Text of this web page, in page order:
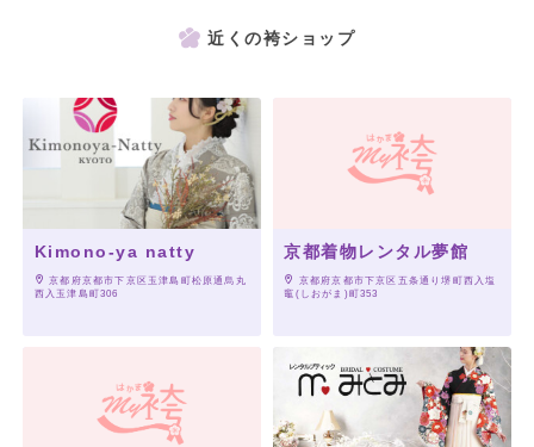
近くの袴ショップ
Kimono-ya natty
京都府京都市下京区玉津島町松原通烏丸
西入玉津島町306
京都着物レンタル夢館
京都府京都市下京区五条通り堺町西入塩
竈(しおがま)町353